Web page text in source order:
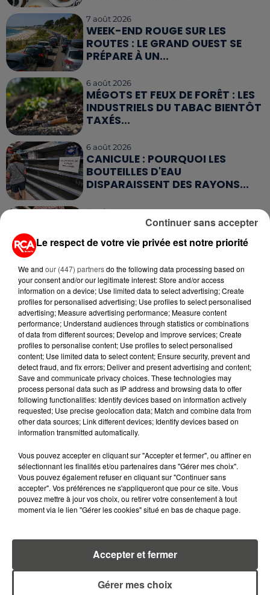
7 août 2026
WEEK-END ROUGE SUR LES
ROUTES : LE GRAND OUEST SE
PRÉPARE À UN...
6 août 2026
MÉGOTS ET FEUX DE FORÊT : LES
INDUSTRIELS DU TABAC BIENTÔT
TAXÉS...
6 août 2026
CANICULE : POURQUOI LES
BOUTEILLES D'EAU
DISPARAISSENT DES RAYONS...
5 août 2026
MANGER SAINEMENT COÛTE 25 %
PLUS CHER QU'IL Y A CINQ ANS,
ALERTE L’ONU
5 août 2026
QUELLES SONT LES MARQUES QUI
OFFRENT LE MEILLEUR RAPPORT...
RETROUVEZ TOUTE L'ACTU DE LA RÉGION ET
RECEVEZ LES ALERTES INFOS DE LA RÉDACTION
EN TÉLÉCHARGEANT L'APPLICATION MOBILE
RCA
LA RÉDACTION
RCA
Voir toute l'équipe RCA
DIMITRI COUTAND
Journaliste
Le respect de votre vie privée est notre priorité
We and our (447) partnersdo the following data processing based on
your consent and/or our legitimate interest: Store and/or access
information on a device; Use limited data to select advertising; Create
profiles for personalised advertising; Use profiles to select personalised
advertising; Measure advertising performance; Measure content
performance; Understand audiences through statistics or combinations
of data from different sources; Develop and improve services; Create
profiles to personalise content; Use profiles to select personalised
content; Use limited data to select content; Ensure security, prevent and
detect fraud, and fix errors; Deliver and present advertising and content;
Save and communicate privacy choices. These technologies may
process personal data such as IP address and browsing data to offer
following functionalities: Identify devices based on information actively
requested; Use precise geolocation data; Match and combine data from
other data sources; Link different devices; Identify devices based on
information transmitted automatically.
Vous pouvez accepter en cliquant sur "Accepter et fermer", ou affiner en
sélectionnant les finalités et/ou partenaires dans "Gérer mes choix".
Vous pouvez également refuser en cliquant sur "Continuer sans
accepter". Vos préférences ne s'appliqueront que pour ce site. Vous
pouvez mettre à jour vos choix, ou retirer votre consentement à tout
moment via le lien "Gérer les cookies" situé en bas de chaque page.
Gérer mes choix
Accepter et fermer
Continuer sans accepter